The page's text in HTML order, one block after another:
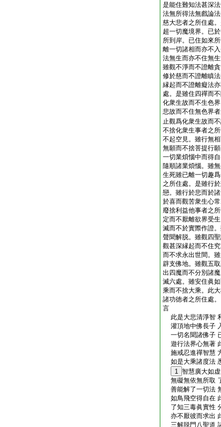
是能住難知法甚深
法無所得法無戲論
慈大悲者之所住處
超一切魔境界。已
所到岸。已住如來
離一切諸相而亦不
法無生而亦不住無
雖觀不淨而不證離
修於慈而不證離瞋
縁起而不證離癡法
處。是雖住四禪而
化衆生故而不生色
悲故而不住無色界
止觀爲化衆生故而
不捨化衆生事者之
不起空見。雖行無
無願而不捨菩提行
一切業煩惱中而得
隨順諸業煩惱。雖
生死雖已離一切趣
之所住處。是雖行
戀。雖行於悲而於
於喜而觀苦衆生心
廢捨利益他事者之
定而不厭離欲界受
滅而不於實際作證
聲聞解脱。雖觀四
觀甚深縁起而不住
而不求永出世間。
辟支佛地。雖觀五
出四魔而不分別諸
滅六處。雖安住眞
乘而不捨大乘。此
諸功徳者之所住處
言
此是大悲清淨智
灌頂地中佛長子
一切名聞諸佛子
遊行法界心無著
施戒忍進禪智慧
如是大乘諸度法
1 智慧廣大如
無礙無依無所取
善能解了一切法
如鳥飛空得自在
了知三毒眞實性
亦不厭彼而求出
三解脱門八聖道